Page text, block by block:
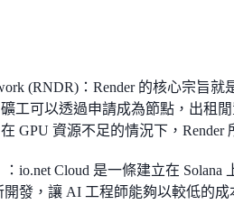
(RNDR)：Render 的核心宗旨
工可以透過申請成為節點，出租
GPU 資源不足的情況下，Render
：io.net Cloud 是一條建立在
開發，讓 AI 工程師能夠以較低的